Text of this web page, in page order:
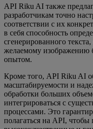
API Riku AI также
разработчикам точно
соответствии с их
в себя способность
сгенерированного
желаемому изображению
опытом.
Кроме того, API Riku AI
масштабируемости и
обработки больших
интегрироваться с
процессами. Это
полагаться на API, чтобы